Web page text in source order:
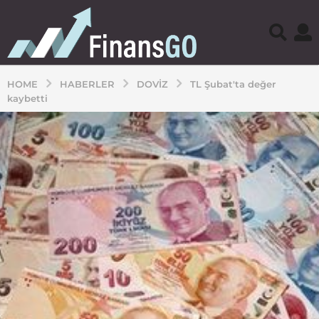
HOME HABERLER DOVIZ
TL Şubat'ta değer
kaybetti